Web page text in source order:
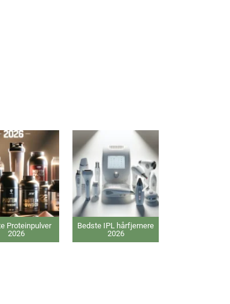
Bedste IPL hårfjernere
Bedste C-vitamin
tilskud 2026